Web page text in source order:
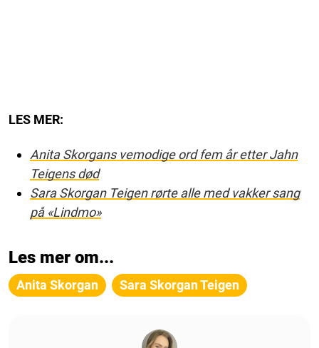
LES MER:
Anita Skorgans vemodige ord fem år etter Jahn
Teigens død
Sara Skorgan Teigen rørte alle med vakker sang
på «Lindmo»
Les mer om...
Anita Skorgan Sara Skorgan Teigen